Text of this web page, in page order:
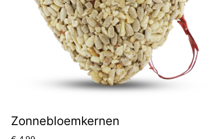
Zonnebloemkernen